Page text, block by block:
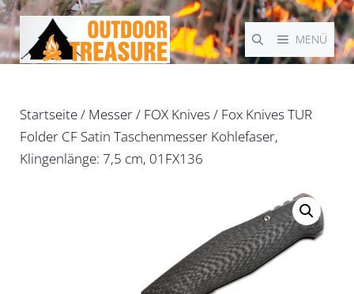
Zum
Inhalt
springen
MENÜ
Startseite/ Messer/ FOX Knives/ Fox Knives TUR
Folder CF Satin Taschenmesser Kohlefaser,
Klingenlänge: 7,5 cm, 01FX136